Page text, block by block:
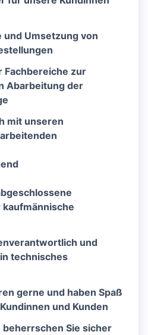
und Umsetzung von
Fachbereiche zur
Abarbeitung der
mit unseren
und
technisches
gerne und haben Spaß
und Kunden
Sie sicher